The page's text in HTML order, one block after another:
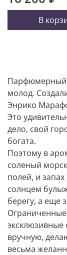
В
Парфюмерный
молод.
Энрико
Это
дело, свой
богата.
Поэтому в
соленый
полей, и
солнцем
берегу, а еще
вручную,
весьма